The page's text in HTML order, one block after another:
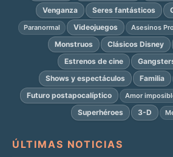
Venganza
Seres fantásticos
Paranormal Videojuegos Asesinos
Monstruos
Clásicos Disney
Estrenos de cine
Shows y espectáculos
Familia
Futuro postapocalíptico Amor
Superhéroes
3-D
ÚLTIMAS NOTICIAS